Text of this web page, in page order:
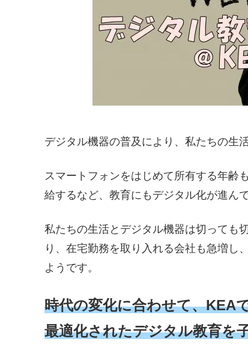
デジタル機器の普及により、私たちの生
スマートフォンをはじめて所有する年齢
給するなど、教育にもデジタル化が進んで
私たちの生活とデジタル機器は切っても
り、在宅勤務を取り入れる会社も急増し
ようです。
時代の変化に合わせて、KEA
最適化されたデジタル教育を